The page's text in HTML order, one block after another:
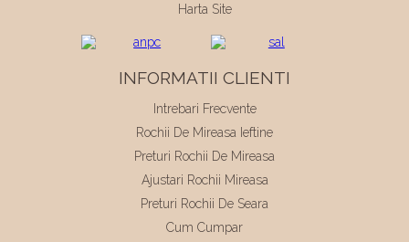
Harta Site
INFORMATII CLIENTI
Intrebari Frecvente
Rochii De Mireasa Ieftine
Preturi Rochii De Mireasa
Ajustari Rochii Mireasa
Preturi Rochii De Seara
Cum Cumpar